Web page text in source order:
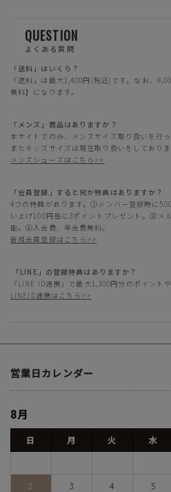
QUESTION
よくある質問
「送料」はいくら？
「送料」は最大1,400円(税込)です。なお、
無料】になります。
「メンズ」商品はありますか？
本サイトでのみ、メンズサイズ取り扱いを行っ
またキッズサイズは現在取り扱いをしておりま
メンズシューズはこちら>>
「会員登録」すると何か特典はありますか？
4つの特典があります。①メンバー登録時に
い上げ100円毎に3ポイントプレゼント。③メ
能。④入会費、年会費無料。
新規会員登録はこちら>>
「LINE」の登録特典はありますか？
「LINE ID連携」で最大1,300円分のポイント
LINEID連携はこちら>>
営業日カレンダー
8月
日 月 火 水
2
3 4 5